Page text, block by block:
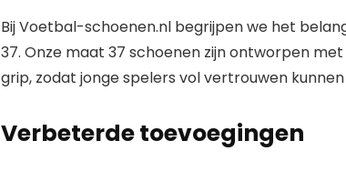
Bij Voetbal-schoenen.nl begrijpen we het
37. Onze maat 37 schoenen zijn ontworpen
grip, zodat jonge spelers vol vertrouwen
Verbeterde toevoegingen